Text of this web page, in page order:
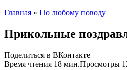
Главная » По любому поводу
Прикольные
Поделиться в ВКонтакте
Время чтения 18 мин.Просмотры